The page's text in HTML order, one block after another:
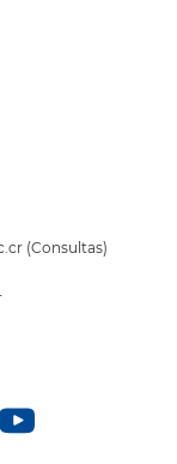
(Consultas)